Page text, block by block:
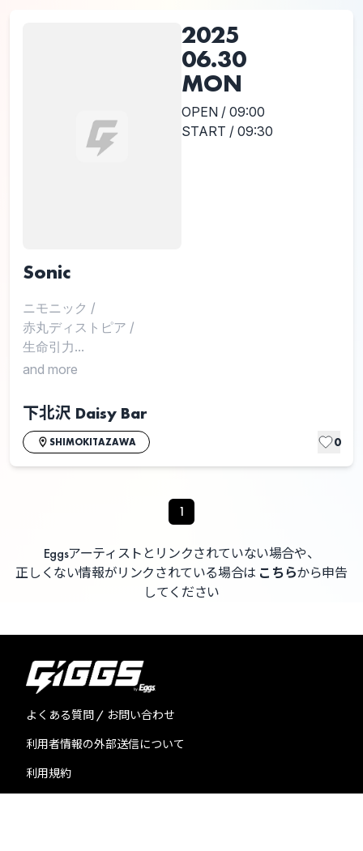
2025
06.30
MON
OPEN / 09:00
START / 09:30
Sonic
ニモニック /
赤丸ディストピア /
生命引力...
and more
下北沢 Daisy Bar
SHIMOKITAZAWA 0
1
Eggsアーティストとリンクされていない場合や、
正しくない情報がリンクされている場合は こちらから申告
してください
よくある質問 / お問い合わせ
利用者情報の外部送信について
利用規約